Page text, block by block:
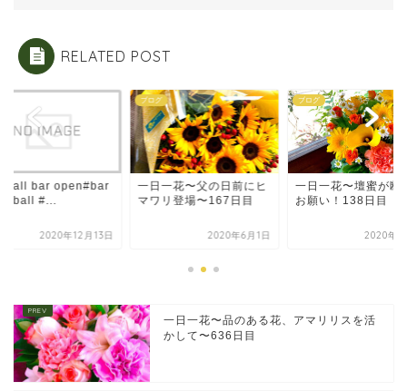
RELATED POST
bar open#bar
#...
2020年12月13日
ブログ
一日一花〜父の日前にヒ
マワリ登場〜167日目
2020年6月1日
ブログ
一日一花〜壇蜜が断
お願い！138日目
2020年5
一日一花〜品のある花、アマリリスを活
かして〜636日目